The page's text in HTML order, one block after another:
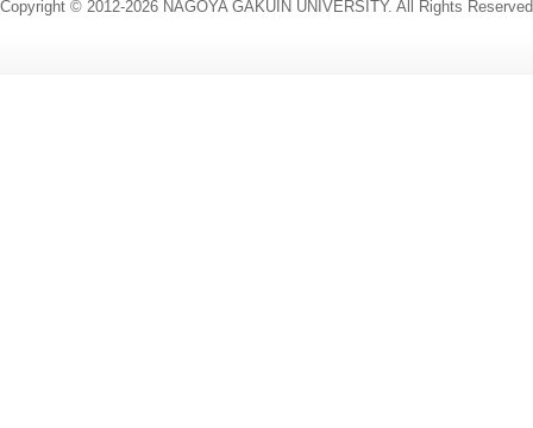
Copyright © 2012-2026 NAGOYA GAKUIN UNIVERSITY. All Rights